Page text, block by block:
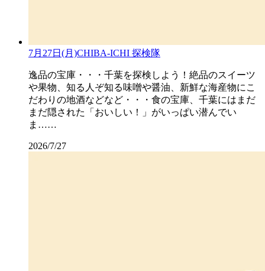
7月27日(月)CHIBA-ICHI 探検隊
逸品の宝庫・・・千葉を探検しよう！絶品のスイーツ
や果物、知る人ぞ知る味噌や醤油、新鮮な海産物にこ
だわりの地酒などなど・・・食の宝庫、千葉にはまだ
まだ隠された「おいしい！」がいっぱい潜んでい
ま……
2026/7/27